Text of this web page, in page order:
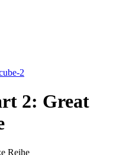
2
2: Great
Reihe